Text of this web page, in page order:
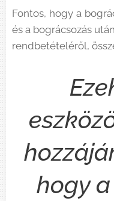
Fontos, hogy a
és a bográcsozás
rendbetételéről,
hogy